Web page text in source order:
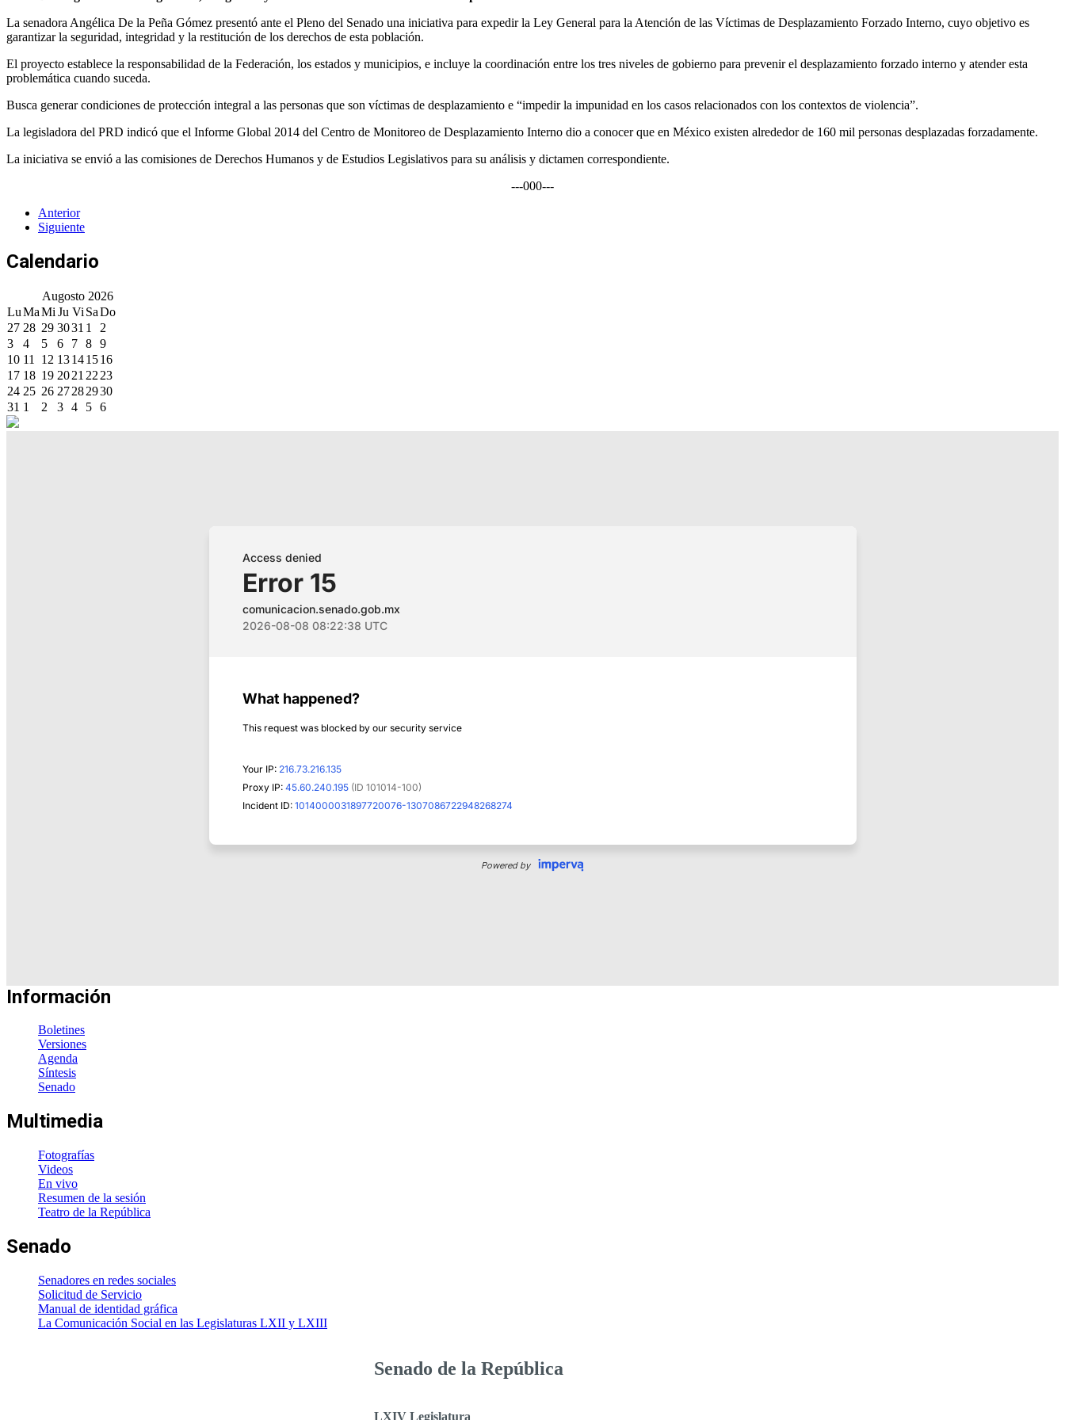
La senadora Angélica De la Peña Gómez presentó ante el Pleno del Senado una iniciativa para expedir la Ley General para la Atención de las Víctimas de Desplazamiento Forzado Interno, cuyo objetivo es
garantizar la seguridad, integridad y la restitución de los derechos de esta población.
El proyecto establece la responsabilidad de la Federación, los estados y municipios, e incluye la coordinación entre los tres niveles de gobierno para prevenir el desplazamiento forzado interno y atender esta
problemática cuando suceda.
Busca generar condiciones de protección integral a las personas que son víctimas de desplazamiento e “impedir la impunidad en los casos relacionados con los contextos de violencia”.
La legisladora del PRD indicó que el Informe Global 2014 del Centro de Monitoreo de Desplazamiento Interno dio a conocer que en México existen alrededor de 160 mil personas desplazadas forzadamente.
La iniciativa se envió a las comisiones de Derechos Humanos y de Estudios Legislativos para su análisis y dictamen correspondiente.
---000---
Anterior
Siguiente
Calendario
Augosto 2026
LuMaMi Ju Vi SaDo
27 28 29 3031 1
2
3
4 5 6 7 8 9
10 11 12 13141516
17 18 19 2021 22 23
24 25 26 27282930
31 1 2 3 4 5 6
Información
Boletines
Versiones
Agenda
Síntesis
Senado
Multimedia
Fotografías
Videos
En vivo
Resumen de la sesión
Teatro de la República
Senado
Senadores en redes sociales
Solicitud de Servicio
Manual de identidad gráfica
La Comunicación Social en las Legislaturas LXII y LXIII
Senado de la República
LXIV Legislatura